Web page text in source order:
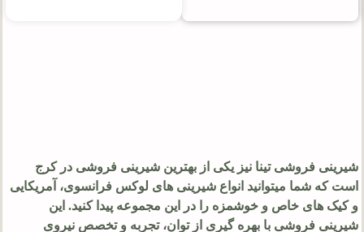
شیرینی فروشی تینا نیز یکی از بهترین شیرینی فروشی در کرج
است که شما میتوانید انواع شیرینی های لوکس فرانسوی، آمریکایی
و کیک های خاص و خوشمزه را در این مجموعه پیدا کنید. این
شیرینی فروشی با بهره گیری از توان، تجربه و تخصص نیروی